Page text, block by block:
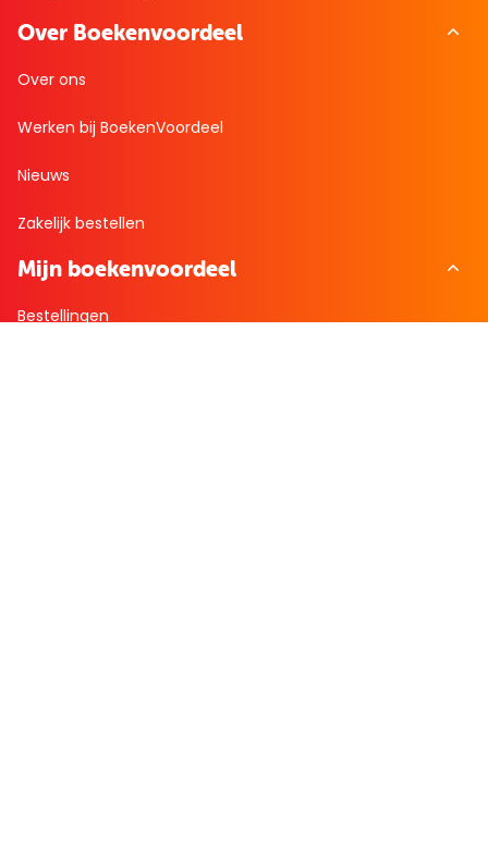
Over Boekenvoordeel
Over ons
Werken bij BoekenVoordeel
Nieuws
Zakelijk bestellen
Mijn boekenvoordeel
Bestellingen